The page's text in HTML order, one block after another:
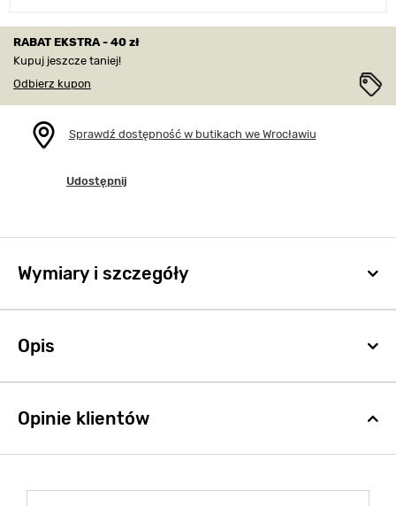
RABAT EKSTRA - 40 zł
Kupuj jeszcze taniej!
Odbierz kupon
Sprawdź dostępność w butikach we Wrocławiu
Udostępnij
Wymiary i szczegóły
Opis
Opinie klientów